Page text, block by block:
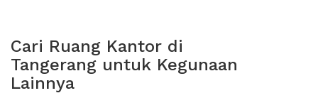
Cari Ruang Kantor di
Tangerang untuk Kegunaan
Lainnya